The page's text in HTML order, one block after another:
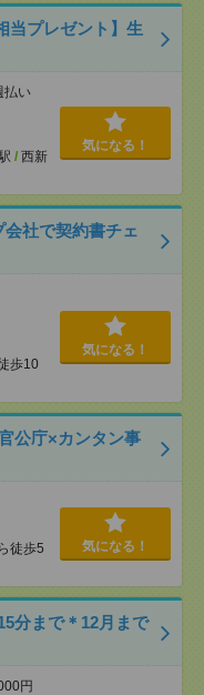
当プレゼント】生
払い
/ 西新
気になる！
社で契約書チェ
歩10
気になる！
公庁×カンタン事
徒歩5
気になる！
分まで＊12月まで
円